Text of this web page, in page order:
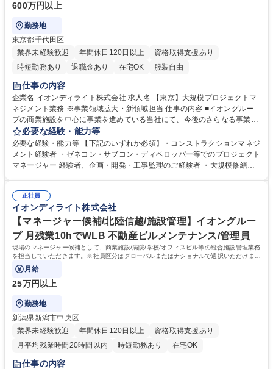
600万円以上
勤務地
東京都千代田区
業界未経験歓迎
年間休日120日以上
資格取得支援あり
時短勤務あり
退職金あり 在宅OK 服装自由
仕事の内容
企業名 イオンディライト株式会社 求人名 【東京】大規模プロジェクトマ
ネジメント業務 ※事業領域拡大・新領域担当 仕事の内容 ■イオングルー
プの商業施設を中心に事業を進めている当社にて、今後のさらなる事業拡
大を見据えて事業領域拡大を行います。大規模案件・大規模修繕工事・省
エネ分野のプロジェクトマネジメントをお任せします。 ご経験に応じてお
任せする業務や案件はご相談いたします。 【企業の特色】当社はビルメン
テナンス領域は業界NO．1です。 イオングループ5本柱の1つであるサー
安定した受注で2020 年以降も成長が見込める事業内容となっておりま
す。変更範囲：当社業務全般 募集職種 【東京】大規模プロジェクトマネ
ジメント業務 ※事業領域拡大・新領域担当
必要な経験・能力等
必要な経験・能力等 【下記のいずれか必須】・コンストラクションマネジ
メント経験者 ・ゼネコン・サブコン・ディベロッパー等でのプロジェクト
マネージャー 経験者、企画・開発・工事監理のご経験者 ・大規模修繕工
方】 ・CCMJ（認定コンストラクションマネジャー）/・構造設計１級建
築、 ・設備設計１級建築/・CASBEE 建築評価員/ ・LEED AP（LEED 認
定プロフェッショナル）/・技術士( 総合技術監理/ 電気・電子/ 衛生工学）
学歴・資格 学歴：大学院 大学 高専 語学力： 資格：
正社員
イオンディライト株式会社
【マネージャー候補/北陸信越/施設管理】イオングルー
プ 月残業10hでWLB 不動産ビルメンテナンス/管理員
現場のマネージャー候補として、商業施設/病院/学校/オフィスビル等の総合施設管理業務
を担当していただきます。※社員区分はグローバルまたはナショナルで選択いただけま
す。
月給
25万円以上
勤務地
新潟県新潟市中央区
業界未経験歓迎
年間休日120日以上
資格取得支援あり
月平均残業時間20時間以内
時短勤務あり 在宅OK
仕事の内容